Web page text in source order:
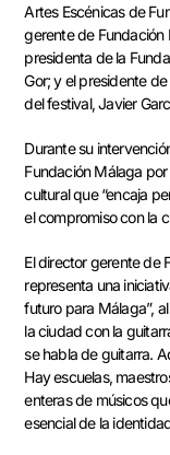
Artes Escénicas de
gerente de Fundación
presidenta de la
Gor; y el presidente
del festival, Javier
Durante su
Fundación Málaga
cultural que “encaja
el compromiso con la
El director gerente de
representa una
futuro para Málaga”,
la ciudad con la
se habla de guitarra.
Hay escuelas,
enteras de músicos
esencial de la